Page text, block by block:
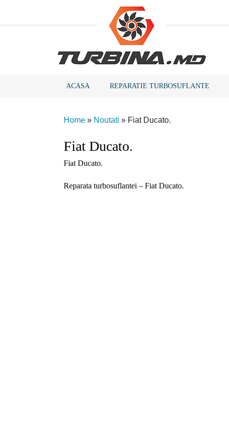
ACASA REPARATIE TURBOSUFLANTE
Home » Noutati » Fiat Ducato.
Fiat Ducato.
Fiat Ducato.
Reparata turbosuflantei – Fiat Ducato.